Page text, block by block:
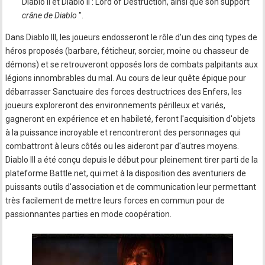
crâne de Diablo".
Dans Diablo III, les joueurs endosseront le rôle d'un des cinq types de
héros proposés (barbare, féticheur, sorcier, moine ou chasseur de
démons) et se retrouveront opposés lors de combats palpitants aux
légions innombrables du mal. Au cours de leur quête épique pour
débarrasser Sanctuaire des forces destructrices des Enfers, les
joueurs exploreront des environnements périlleux et variés,
gagneront en expérience et en habileté, feront l'acquisition d'objets
à la puissance incroyable et rencontreront des personnages qui
combattront à leurs côtés ou les aideront par d'autres moyens.
Diablo III a été conçu depuis le début pour pleinement tirer parti de la
plateforme Battle.net, qui met à la disposition des aventuriers de
puissants outils d'association et de communication leur permettant
très facilement de mettre leurs forces en commun pour de
passionnantes parties en mode coopération.